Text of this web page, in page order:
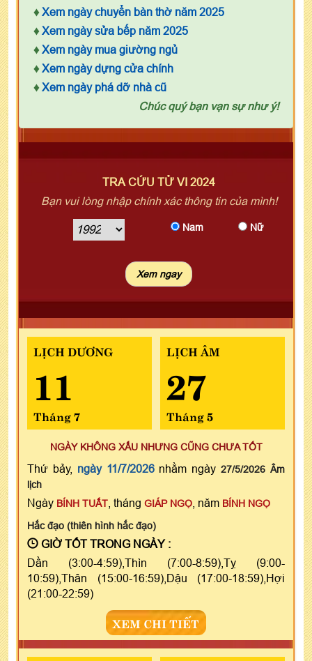
♦ Xem ngày chuyển bàn thờ năm 2025
♦ Xem ngày sửa bếp năm 2025
♦ Xem ngày mua giường ngủ
♦ Xem ngày dựng cửa chính
♦ Xem ngày phá dỡ nhà cũ
Chúc quý bạn vạn sự như ý!
TRA CỨU TỬ VI 2024
Bạn vui lòng nhập chính xác thông tin của mình!
Nam Nữ
LỊCH DƯƠNG
11
Tháng 7
LỊCH ÂM
27
Tháng 5
NGÀY KHÔNG XẤU NHƯNG CŨNG CHƯA TỐT
Thứ bảy, ngày 11/7/2026nhằm ngày27/5/2026 Âm
lịch
Ngày BÍNH TUẤT , tháng GIÁP NGỌ , năm BÍNH NGỌ
Hắc đạo (thiên hình hắc đạo)
GIỜ TỐT TRONG NGÀY :
Dần (3:00-4:59),Thìn (7:00-8:59),Tỵ (9:00-
10:59),Thân (15:00-16:59),Dậu (17:00-18:59),Hợi
(21:00-22:59)
XEM CHI TIẾT